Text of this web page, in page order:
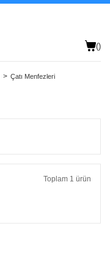
()
Çatı Menfezleri
Toplam 1 ürün